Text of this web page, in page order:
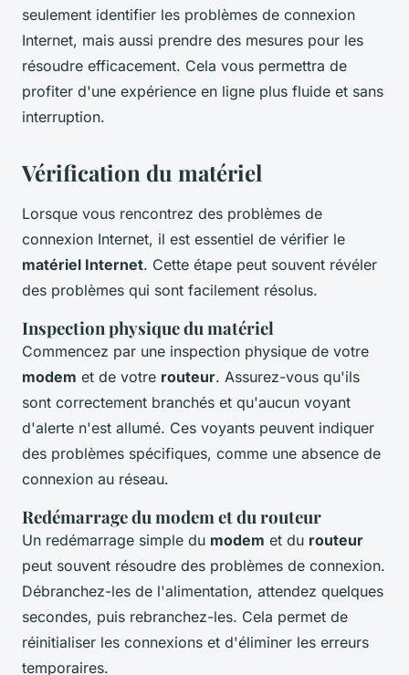
seulement identifier les problèmes de connexion
Internet, mais aussi prendre des mesures pour les
résoudre efficacement. Cela vous permettra de
profiter d'une expérience en ligne plus fluide et sans
interruption.
Vérification du matériel
Lorsque vous rencontrez des problèmes de
connexion Internet, il est essentiel de vérifier le
matériel Internet. Cette étape peut souvent révéler
des problèmes qui sont facilement résolus.
Inspection physique du matériel
Commencez par une inspection physique de votre
modem et de votre routeur. Assurez-vous qu'ils
sont correctement branchés et qu'aucun voyant
d'alerte n'est allumé. Ces voyants peuvent indiquer
des problèmes spécifiques, comme une absence de
connexion au réseau.
Redémarrage du modem et du routeur
Un redémarrage simple du modem et du routeur
peut souvent résoudre des problèmes de connexion.
Débranchez-les de l'alimentation, attendez quelques
secondes, puis rebranchez-les. Cela permet de
réinitialiser les connexions et d'éliminer les erreurs
temporaires.